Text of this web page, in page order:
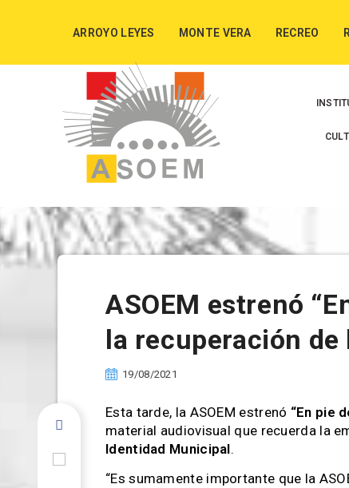
ARROYO LEYES MONTE VERA RECREO
ASOEM estrenó
la recuperación
19/08/2021
Esta tarde, la ASOEM estrenó “En pie
material audiovisual que recuerda la
Identidad Municipal.
“Es sumamente importante que la